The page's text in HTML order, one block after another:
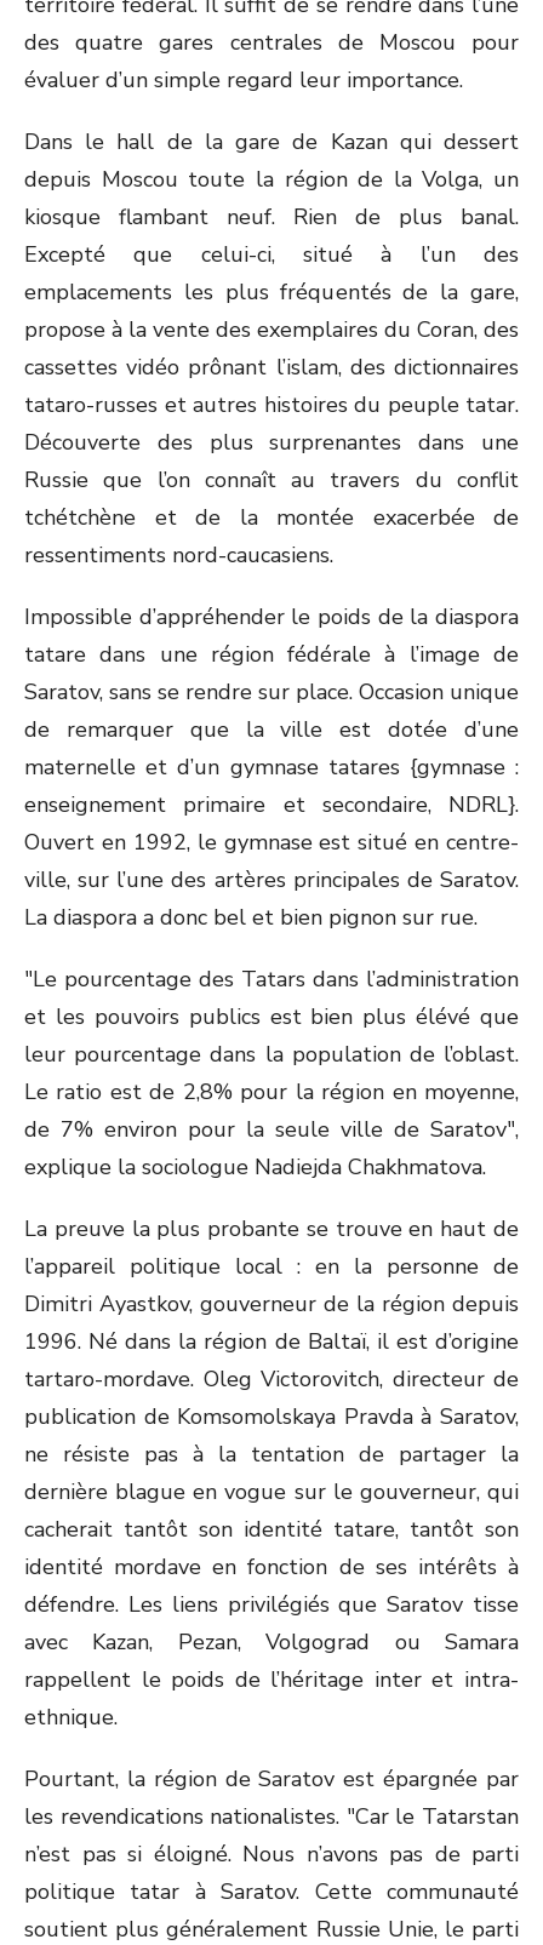
des quatre gares centrales de Moscou pour
évaluer d’un simple regard leur importance.
Dans le hall de la gare de Kazan qui dessert
depuis Moscou toute la région de la Volga, un
kiosque flambant neuf. Rien de plus banal.
Excepté que celui-ci, situé à l’un des
emplacements les plus fréquentés de la gare,
propose à la vente des exemplaires du Coran, des
cassettes vidéo prônant l’islam, des dictionnaires
tataro-russes et autres histoires du peuple tatar.
Découverte des plus surprenantes dans une
Russie que l’on connaît au travers du conflit
tchétchène et de la montée exacerbée de
ressentiments nord-caucasiens.
Impossible d’appréhender le poids de la diaspora
tatare dans une région fédérale à l’image de
Saratov, sans se rendre sur place. Occasion unique
de remarquer que la ville est dotée d’une
maternelle et d’un gymnase tatares {gymnase :
enseignement primaire et secondaire, NDRL}.
Ouvert en 1992, le gymnase est situé en centre-
ville, sur l’une des artères principales de Saratov.
La diaspora a donc bel et bien pignon sur rue.
"Le pourcentage des Tatars dans l’administration
et les pouvoirs publics est bien plus élévé que
leur pourcentage dans la population de l’oblast.
Le ratio est de 2,8% pour la région en moyenne,
de 7% environ pour la seule ville de Saratov",
explique la sociologue Nadiejda Chakhmatova.
La preuve la plus probante se trouve en haut de
l’appareil politique local : en la personne de
Dimitri Ayastkov, gouverneur de la région depuis
1996. Né dans la région de Baltaï, il est d’origine
tartaro-mordave. Oleg Victorovitch, directeur de
publication de Komsomolskaya Pravda à Saratov,
ne résiste pas à la tentation de partager la
dernière blague en vogue sur le gouverneur, qui
cacherait tantôt son identité tatare, tantôt son
identité mordave en fonction de ses intérêts à
défendre. Les liens privilégiés que Saratov tisse
avec Kazan, Pezan, Volgograd ou Samara
rappellent le poids de l’héritage inter et intra-
ethnique.
Pourtant, la région de Saratov est épargnée par
les revendications nationalistes. "Car le Tatarstan
n’est pas si éloigné. Nous n’avons pas de parti
politique tatar à Saratov. Cette communauté
soutient plus généralement Russie Unie, le parti